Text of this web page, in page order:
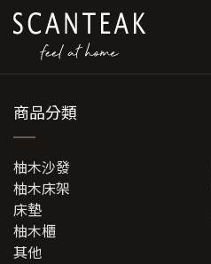
商品分類
柚木沙發
柚木床架
床墊
柚木櫃
其他